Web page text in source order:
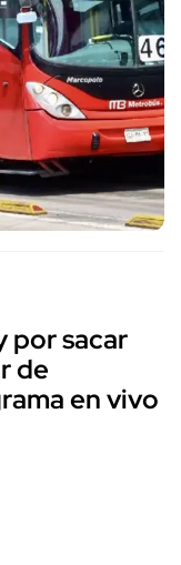
por sacar
de
en vivo